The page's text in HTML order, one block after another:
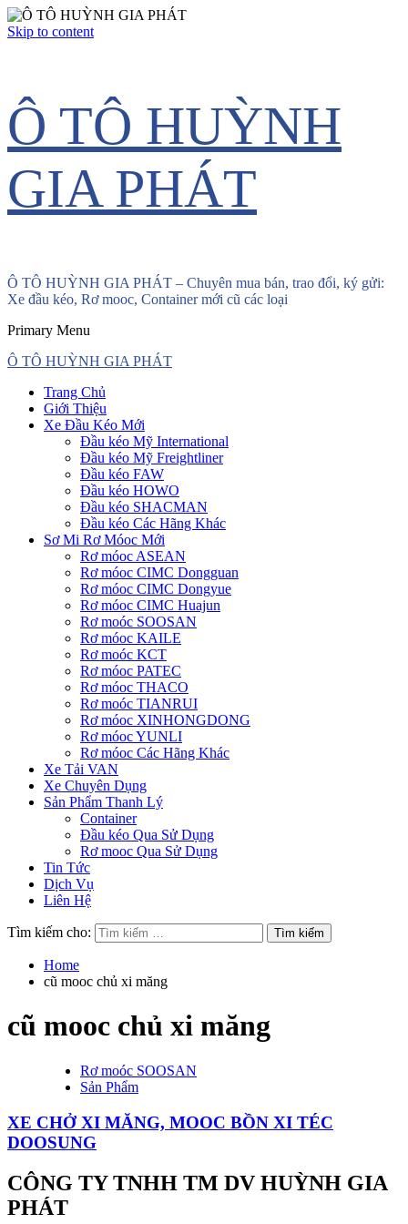
Skip to content
Ô TÔ HUỲNH
GIA PHÁT
Ô TÔ HUỲNH GIA PHÁT – Chuyên mua bán, trao đổi, ký gửi:
Xe đầu kéo, Rơ mooc, Container mới cũ các loại
Primary Menu
Ô TÔ HUỲNH GIA PHÁT
Trang Chủ
Giới Thiệu
Xe Đầu Kéo Mới
Đầu kéo Mỹ International
Đầu kéo Mỹ Freightliner
Đầu kéo FAW
Đầu kéo HOWO
Đầu kéo SHACMAN
Đầu kéo Các Hãng Khác
Sơ Mi Rơ Móoc Mới
Rơ móoc ASEAN
Rơ móoc CIMC Dongguan
Rơ móoc CIMC Dongyue
Rơ móoc CIMC Huajun
Rơ moóc SOOSAN
Rơ móoc KAILE
Rơ moóc KCT
Rơ móoc PATEC
Rơ móoc THACO
Rơ moóc TIANRUI
Rơ móoc XINHONGDONG
Rơ móoc YUNLI
Rơ móoc Các Hãng Khác
Xe Tải VAN
Xe Chuyên Dụng
Sản Phẩm Thanh Lý
Container
Đầu kéo Qua Sử Dụng
Rơ mooc Qua Sử Dụng
Tin Tức
Dịch Vụ
Liên Hệ
Tìm kiếm cho:
Home
cũ mooc chủ xi măng
cũ mooc chủ xi măng
Rơ moóc SOOSAN
Sản Phẩm
XE CHỞ XI MĂNG, MOOC BỒN XI TÉC
DOOSUNG
CÔNG TY TNHH TM DV HUỲNH GIA
PHÁT